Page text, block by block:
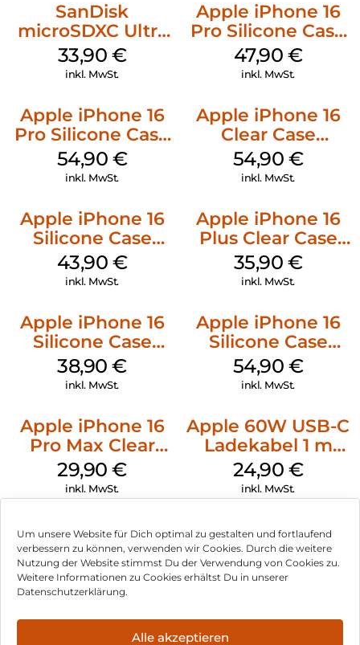
Um unsere Website für Dich optimal zu gestalten und fortlaufend
verbessern zu können, verwenden wir Cookies. Durch die weitere
Nutzung der Website stimmst Du der Verwendung von Cookies zu.
Weitere Informationen zu Cookies erhältst Du in unserer
Datenschutzerklärung.
Alle akzeptieren
SanDisk
microSDXC Ultra
128 GB + Adapter
Mobile
33,90 €
inkl. MwSt.
Apple iPhone 16
Pro Silicone Case
MagSafe Denim
47,90 €
inkl. MwSt.
Apple iPhone 16
Pro Silicone Case
MagSafe Black
54,90 €
inkl. MwSt.
Apple iPhone 16
Clear Case
MagSafe
Transparent
54,90 €
inkl. MwSt.
Apple iPhone 16
Silicone Case
MagSafe Plum
43,90 €
inkl. MwSt.
Apple iPhone 16
Plus Clear Case
MagSafe
Transparent
35,90 €
inkl. MwSt.
Apple iPhone 16
Silicone Case
MagSafe
Ultramarine
38,90€
inkl. MwSt.
Apple iPhone 16
Silicone Case
MagSafe Black
54,90 €
inkl. MwSt.
Apple iPhone 16
Pro Max Clear
Case MagSafe
Transparent
29,90€
inkl. MwSt.
Apple 60W USB-C
Ladekabel 1 m
Weiß
24,90 €
inkl. MwSt.
Impressum